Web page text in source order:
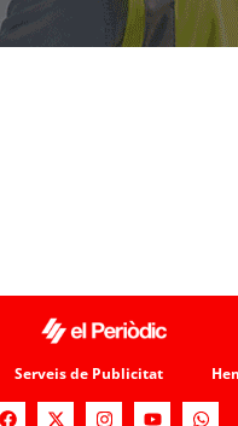
Serveis de Publicitat